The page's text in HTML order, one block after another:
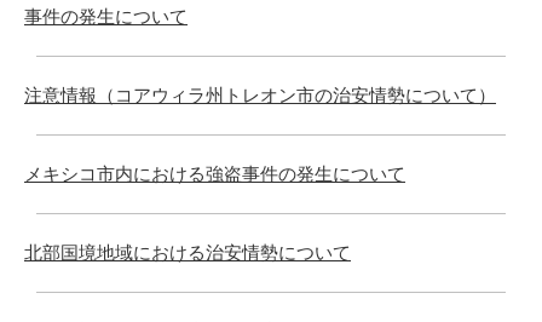
事件の発生について
注意情報（コアウィラ州トレオン市の治安情勢について）
メキシコ市内における強盗事件の発生について
北部国境地域における治安情勢について